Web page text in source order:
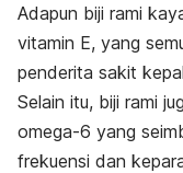
Adapun biji rami
vitamin E, yang
penderita sakit
Selain itu, biji rami
omega-6 yang
frekuensi dan